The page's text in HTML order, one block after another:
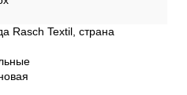
Rasch Textil, страна